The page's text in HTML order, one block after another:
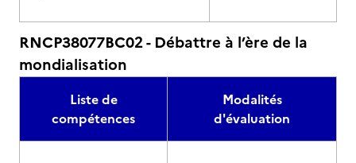
RNCP38077BC02 - Débattre à l’ère de la
mondialisation
Liste de
compétences
Modalités
d'évaluation